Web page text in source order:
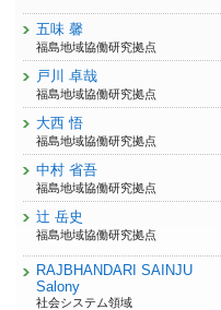
五味 馨
福島地域協働研究拠点
戸川 卓哉
福島地域協働研究拠点
大西 悟
福島地域協働研究拠点
中村 省吾
福島地域協働研究拠点
辻 岳史
福島地域協働研究拠点
RAJBHANDARI SAINJU
Salony
社会システム領域